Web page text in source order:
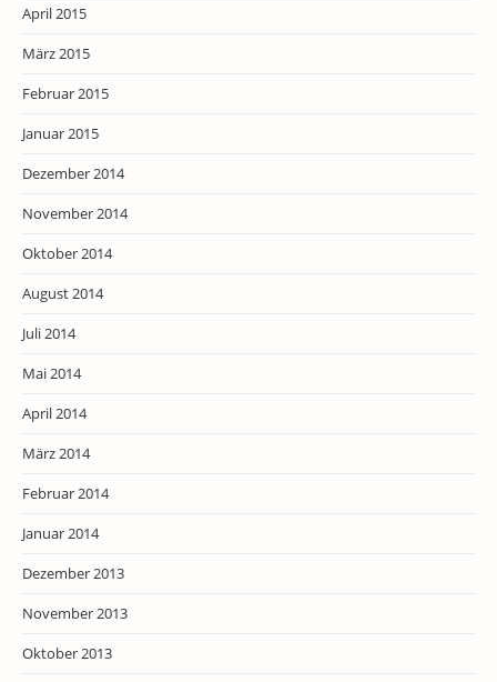
April 2015
März 2015
Februar 2015
Januar 2015
Dezember 2014
November 2014
Oktober 2014
August 2014
Juli 2014
Mai 2014
April 2014
März 2014
Februar 2014
Januar 2014
Dezember 2013
November 2013
Oktober 2013